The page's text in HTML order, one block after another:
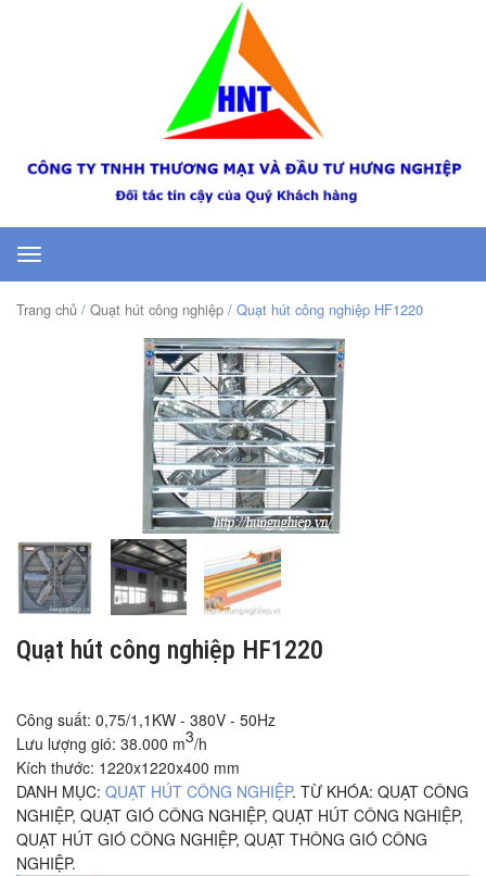
Toggle
navigation
Trang chủ / Quạt hút công nghiệp / Quạt hút công nghiệp HF1220
Quạt hút công nghiệp HF1220
Công suất: 0,75/1,1KW - 380V - 50Hz
Lưu lượng gió: 38.000 m3/h
Kích thước: 1220x1220x400 mm
DANH MỤC: QUẠT HÚT CÔNG NGHIỆP. TỪ KHÓA: QUẠT CÔNG
NGHIỆP, QUẠT GIÓ CÔNG NGHIỆP, QUẠT HÚT CÔNG NGHIỆP,
QUẠT HÚT GIÓ CÔNG NGHIỆP, QUẠT THÔNG GIÓ CÔNG
NGHIỆP.